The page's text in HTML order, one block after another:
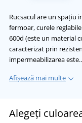
Rucsacul are un spațiu
fermoar, curele
600d (este un material
caracterizat prin
impermeabilizarea
Afișează mai multe
Alegeți